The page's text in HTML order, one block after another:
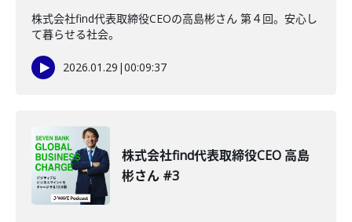
株式会社find代表取締役CEOの高島彬さん 第４回。安心し
て暮らせる社会。
2026.01.29 |00:09:37
株式会社find代表取締役CEO 高島
彬さん #3